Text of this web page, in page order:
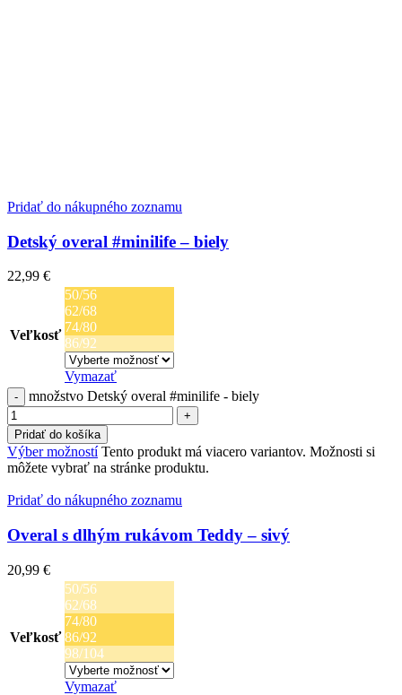
Pridať do nákupného zoznamu
Detský overal #minilife – biely
22,99 €
Veľkosť
50/56
62/68
74/80
86/92
Vymazať
množstvo Detský overal #minilife - biely
Pridať do košíka
Výber možností Tento produkt má viacero variantov. Možnosti si
môžete vybrať na stránke produktu.
Pridať do nákupného zoznamu
Overal s dlhým rukávom Teddy – sivý
20,99 €
Veľkosť
50/56
62/68
74/80
86/92
98/104
Vymazať